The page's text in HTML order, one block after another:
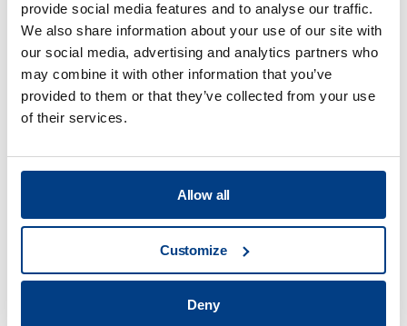
provide social media features and to analyse our traffic.
We also share information about your use of our site with
our social media, advertising and analytics partners who
may combine it with other information that you’ve
provided to them or that they’ve collected from your use
of their services.
Allow all
Customize
Deny
La compaction isostatique à chaud
(CIC/HIP) pour la fabrication additive
métallique